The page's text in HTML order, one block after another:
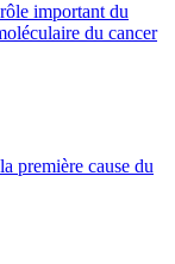
important du
du cancer
première cause du